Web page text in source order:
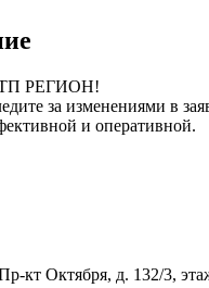
ЭТП РЕГИОН!
за изменениями в
и оперативной.
кт Октября, д. 132/3,